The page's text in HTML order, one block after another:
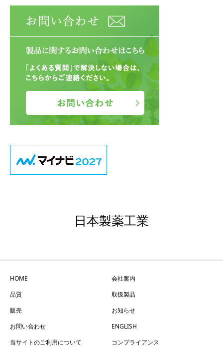
日本製薬工業
HOME
会社案内
品質
取扱製品
販売
お知らせ
お問い合わせ
ENGLISH
当サイトのご利用について
コンプライアンス